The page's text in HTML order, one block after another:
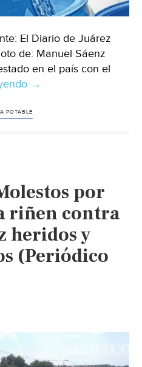
El Diario de Juárez
de: Manuel Sáenz
en el país con el
Chihuahua-
chihuahuenses
de
Juárez)
→
POTABLE
por
riñen contra
heridos y
(Periódico